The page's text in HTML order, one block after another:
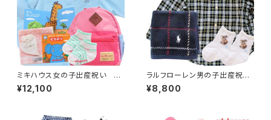
ミキハウス女の子出産祝い 爽
やかブルーカーディガン（12～1
8ヶ月）とリュック5点セット
¥12,100
ラルフローレン男の子出産祝
い シックなグリーンチェック1
歳 長袖シャツセット
¥8,800